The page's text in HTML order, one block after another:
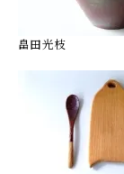
畠田光枝